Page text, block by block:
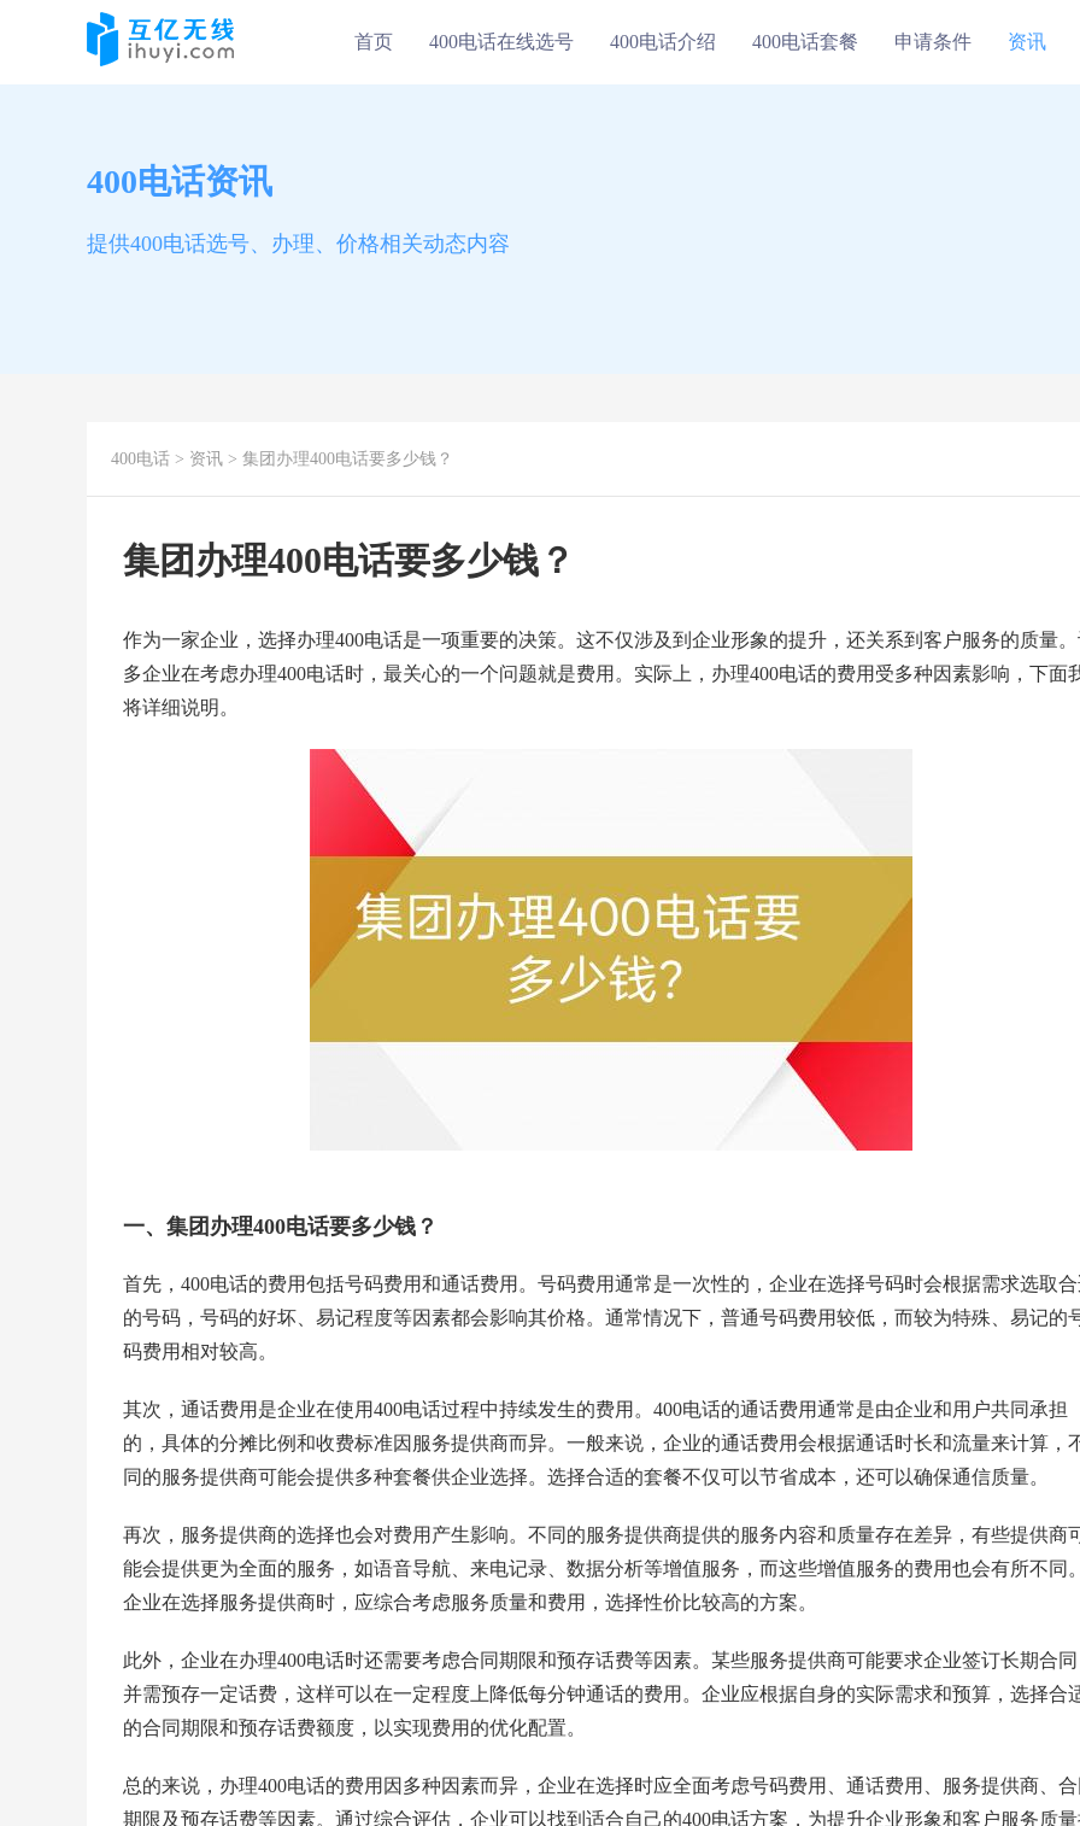
首页 400电话在线选号 400电话介绍 400电话套餐 申请条件 资讯
400电话资讯
提供400电话选号、办理、价格相关动态内容
400电话 > 资讯 > 集团办理400电话要多少钱？
集团办理400电话要多少钱？
作为一家企业，选择办理400电话是一项重要的决策。这不仅涉及到企业形象的提升，还关系到客户服务的质量
多企业在考虑办理400电话时，最关心的一个问题就是费用。实际上，办理400电话的费用受多种因素影响，下面
将详细说明。
一、集团办理400电话要多少钱？
首先，400电话的费用包括号码费用和通话费用。号码费用通常是一次性的，企业在选择号码时会根据需求选取
的号码，号码的好坏、易记程度等因素都会影响其价格。通常情况下，普通号码费用较低，而较为特殊、易记的
码费用相对较高。
其次，通话费用是企业在使用400电话过程中持续发生的费用。400电话的通话费用通常是由企业和用户共同承担
的，具体的分摊比例和收费标准因服务提供商而异。一般来说，企业的通话费用会根据通话时长和流量来计算，
同的服务提供商可能会提供多种套餐供企业选择。选择合适的套餐不仅可以节省成本，还可以确保通信质量。
再次，服务提供商的选择也会对费用产生影响。不同的服务提供商提供的服务内容和质量存在差异，有些提供商
能会提供更为全面的服务，如语音导航、来电记录、数据分析等增值服务，而这些增值服务的费用也会有所不同
企业在选择服务提供商时，应综合考虑服务质量和费用，选择性价比较高的方案。
此外，企业在办理400电话时还需要考虑合同期限和预存话费等因素。某些服务提供商可能要求企业签订长期合
并需预存一定话费，这样可以在一定程度上降低每分钟通话的费用。企业应根据自身的实际需求和预算，选择合
的合同期限和预存话费额度，以实现费用的优化配置。
总的来说，办理400电话的费用因多种因素而异，企业在选择时应全面考虑号码费用、通话费用、服务提供商、
期限及预存话费等因素。通过综合评估，企业可以找到适合自己的400电话方案，为提升企业形象和客户服务质